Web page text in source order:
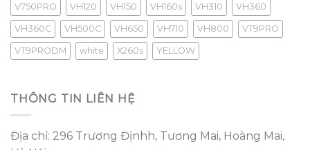
V750PRO VH120 VH150 VH160s VH310 VH360
VH360C VH500C VH650 VH710 VH800 VT9PRO
VT9PRODM white X260s YELLOW
THÔNG TIN LIÊN HỆ
Địa chỉ: 296 Trương Địnhh, Tương Mai, Hoàng Mai,